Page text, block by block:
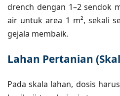
drench dengan 1–2 sendok
air untuk area 1 m², sekali
gejala membaik.
Lahan Pertanian
Pada skala lahan, dosis